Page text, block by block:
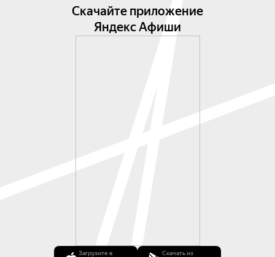
Скачайте приложение
Яндекс Афиши
Загрузите в Скачать из